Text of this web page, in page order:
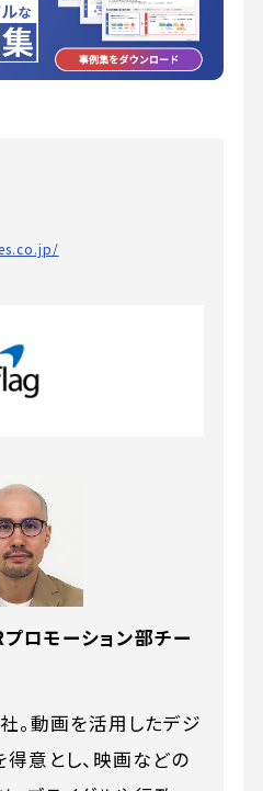
ロモーション部チー
。動画を活用したデジ
得意とし、映画などの